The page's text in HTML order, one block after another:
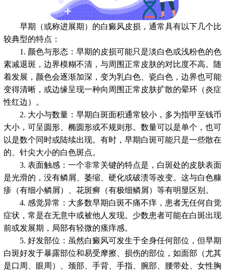
早期（或称进展期）的白癜风皮损，通常具有以下几个比
较典型的特点：
1. 颜色与形态：早期的皮损可能只是淡白色或浅粉色的色
素减退斑，边界模糊不清，与周围正常皮肤的对比度不高。随
着发展，颜色会逐渐加深，变为乳白色、瓷白色，边界也可能
变得清晰，或边缘呈现一种向周围正常皮肤扩散的晕环（炎症
性红边）。
2. 大小与数量：早期白斑面积通常较小，多为指甲至钱币
大小，可呈圆形、椭圆形或不规则形。数量可以是单个，也可
以是数个同时或陆续出现。有时，早期白斑可能只是一些散在
的、针尖大小的白色斑点。
3. 表面触感：一个非常关键的特点是，白斑处的皮肤表面
是光滑的，没有鳞屑、萎缩、硬化或破溃等改变。这与白色糠
疹（有细小鳞屑）、花斑癣（有极细鳞屑）等有明显区别。
4. 感觉异常：大多数早期白斑不痛不痒，患者无任何自觉
症状，常是在无意中或被他人发现。少数患者可能在白斑出现
前或发展期，局部有轻微的瘙痒感。
5. 好发部位：虽然白癜风可发生于全身任何部位，但早期
白斑好发于暴露部位和易受摩擦、损伤的部位，如面部（尤其
是口周、眼周）、颈部、手背、手指、腕部、腰带处、女性胸